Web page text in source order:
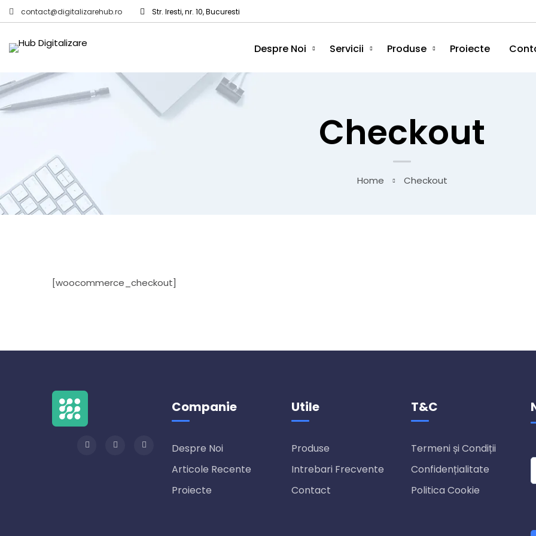
contact@digitalizarehub.ro Str. Iresti, nr. 10, Bucuresti
Despre Noi Servicii Produse Proiecte
Checkout
Home Checkout
[woocommerce_checkout]
Companie
Despre Noi
Articole Recente
Proiecte
Utile
Produse
Intrebari Frecvente
Contact
T&C
Termeni și Condiții
Confidențialitate
Politica Cookie